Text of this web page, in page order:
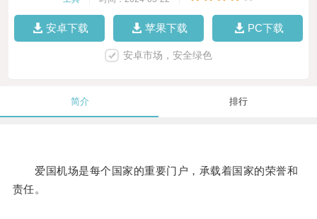
安卓下载 苹果下载 PC下载
安卓市场，安全绿色
简介 排行
爱国机场是每个国家的重要门户，承载着国家的荣誉和
责任。